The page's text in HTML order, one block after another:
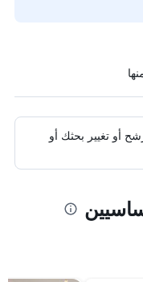
أو تغيير بحثك أو